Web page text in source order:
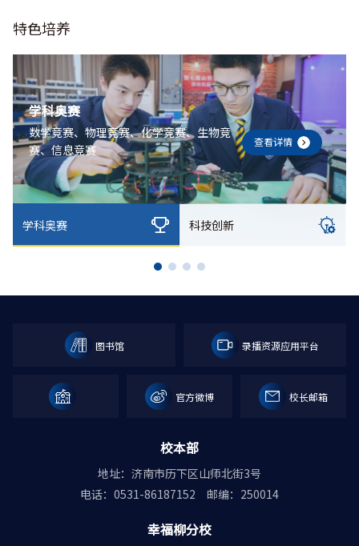
特色培养
学科奥赛
数学竞赛、物理竞赛、化学竞赛、生物竞
赛、信息竞赛
查看详情
查看详情
查看详情 查看详情
学科奥赛 科技创新
图书馆 录播资源应用平台
官方微博 校长邮箱
校本部
地址：济南市历下区山师北街3号
电话：0531-86187152
邮编：250014
幸福柳分校